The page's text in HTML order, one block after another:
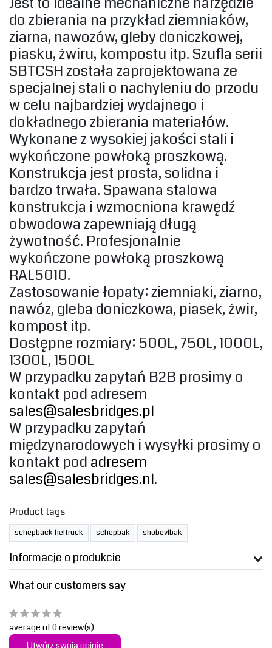
do zbierania na przykład ziemniaków,
ziarna, nawozów, gleby doniczkowej,
piasku, żwiru, kompostu itp. Szufla serii
SBTCSH została zaprojektowana ze
specjalnej stali o nachyleniu do przodu
w celu najbardziej wydajnego i
dokładnego zbierania materiałów.
Wykonane z wysokiej jakości stali i
wykończone powłoką proszkową.‎
‎Konstrukcja jest prosta, solidna i
bardzo trwała. Spawana stalowa
konstrukcja i wzmocniona krawędź
obwodowa zapewniają długą
żywotność. Profesjonalnie
wykończone powłoką proszkową
RAL5010.‎
‎Zastosowanie łopaty: ziemniaki, ziarno,
nawóz, gleba doniczkowa, piasek, żwir,
kompost itp.‎
‎Dostępne rozmiary: 500L, 750L, 1000L,
1300L, 1500L‎
‎W przypadku zapytań B2B prosimy o
kontakt pod adresem
sales@salesbridges.pl
‎W przypadku zapytań
międzynarodowych i wysyłki prosimy o
kontakt pod ‎ ‎adresem
sales@salesbridges.nl‎.‎
Product tags
schepback heftruck schepbak shobevlbak
Informacje o produkcie
What our customers say
average of 0 review(s)